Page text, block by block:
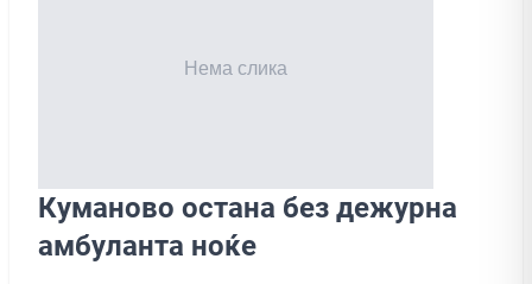
Куманово остана без дежурна
амбуланта ноќе